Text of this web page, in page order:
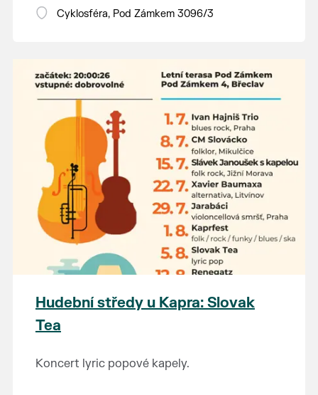
Vstupné dobrovolné.
Cyklosféra, Pod Zámkem 3096/3
Hudební středy u Kapra: Slovak
Tea
Koncert lyric popové kapely.